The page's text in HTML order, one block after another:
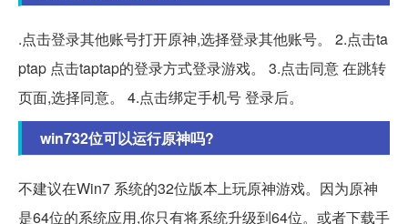
.点击登录其他账号打开原神,选择登录其他账号。 2.点击ta
ptap 点击taptap的登录方式登录游戏。 3.点击同意 在跳转
页面,选择同意。 4.点击绑定手机号 登录后。
win732位可以运行原神吗?
不建议在Win7 系统的32位版本上玩原神游戏。因为原神
是64位的系统应用,你只有将系统升级到64位。或者下载手